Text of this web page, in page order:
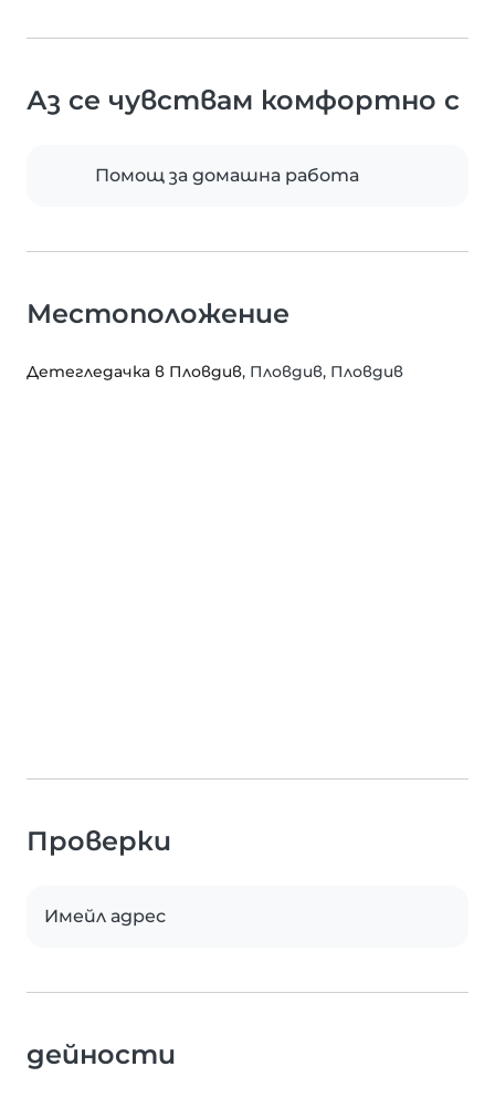
Аз се чувствам комфортно с
Помощ за домашна работа
Местоположение
Детегледачка в Пловдив, Пловдив, Пловдив
Проверки
Имейл адрес
дейности